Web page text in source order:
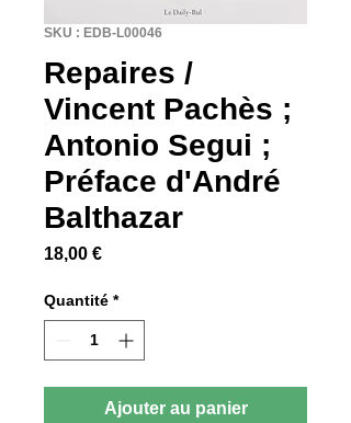
SKU : EDB-L00046
Repaires /
Vincent Pachès ;
Antonio Segui ;
Préface d'André
Balthazar
18,00 €Prix
Quantité *
Ajouter au panier